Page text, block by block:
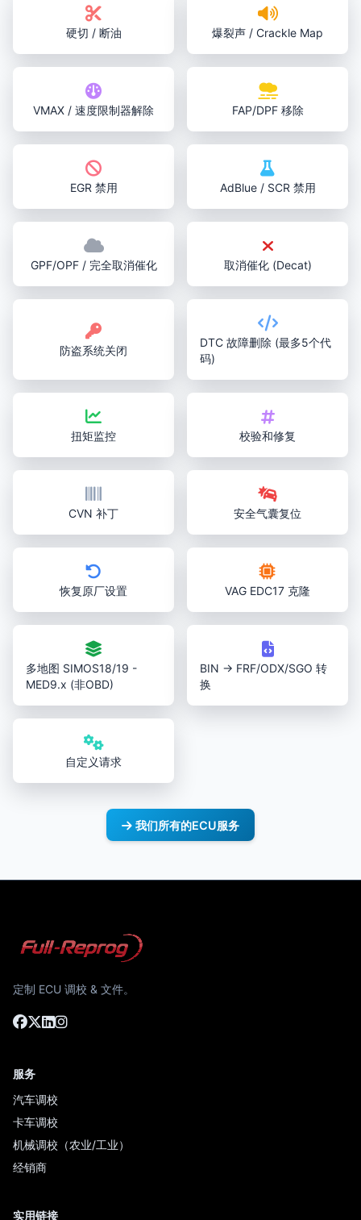
硬切 / 断油 爆裂声 / Crackle Map
VMAX / 速度限制器解除 FAP/DPF 移除
EGR 禁用 AdBlue / SCR 禁用
GPF/OPF / 完全取消催化 取消催化 (Decat)
防盗系统关闭
DTC 故障删除 (最多5个代
码)
扭矩监控 校验和修复
CVN 补丁 安全气囊复位
恢复原厂设置 VAG EDC17 克隆
多地图 SIMOS18/19 -
MED9.x (非OBD)
BIN → FRF/ODX/SGO 转
换
自定义请求
我们所有的ECU服务
定制 ECU 调校 & 文件。
服务
汽车调校
卡车调校
机械调校（农业/工业）
经销商
实用链接